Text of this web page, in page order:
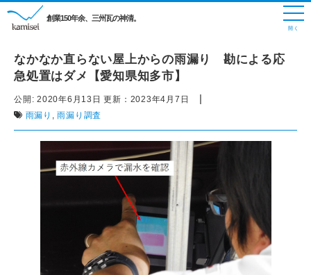
創業150年余、三州瓦の神清。
なかなか直らない屋上からの雨漏り 勘による応
急処置はダメ【愛知県知多市】
公開: 2020年6月13日 更新： 2023年4月7日 |
雨漏り ,雨漏り調査